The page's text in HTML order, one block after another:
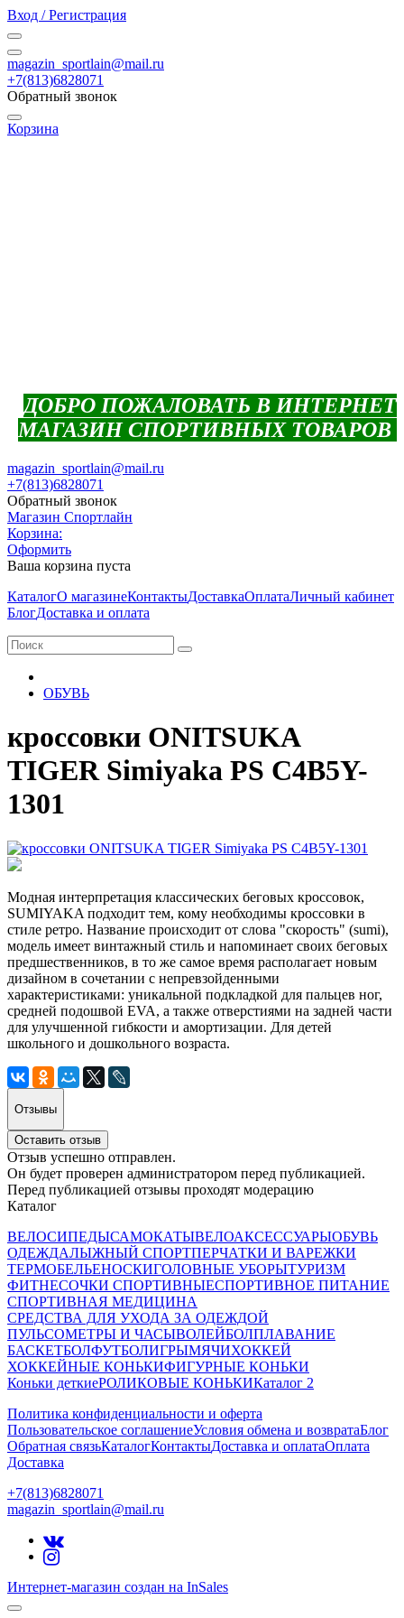
Вход / Регистрация
magazin_sportlain@mail.ru
+7(813)6828071
Обратный звонок
Корзина
ДОБРО ПОЖАЛОВАТЬ В ИНТЕРНЕТ
МАГАЗИН СПОРТИВНЫХ ТОВАРОВ
magazin_sportlain@mail.ru
+7(813)6828071
Обратный звонок
Магазин Спортлайн
Корзина:
Оформить
Ваша корзина пуста
КаталогО магазинеКонтактыДоставкаОплатаЛичный кабинет
БлогДоставка и оплата
ОБУВЬ
кроссовки ONITSUKA
TIGER Simiyaka PS C4B5Y-
1301
Модная интерпретация классических беговых кроссовок,
SUMIYAKA подходит тем, кому необходимы кроссовки в
стиле ретро. Название происходит от слова "скорость" (sumi),
модель имеет винтажный стиль и напоминает своих беговых
предшественников, в то же самое время располагает новым
дизайном в сочетании с непревзойденными
характеристиками: уникальной подкладкой для пальцев ног,
средней подошвой EVA, а также отверстиями на задней части
для улучшенной гибкости и амортизации. Для детей
школьного и дошкольного возраста.
Отзывы
Оставить отзыв
Отзыв успешно отправлен.
Он будет проверен администратором перед публикацией.
Перед публикацией отзывы проходят модерацию
Каталог
ВЕЛОСИПЕДЫСАМОКАТЫВЕЛОАКСЕССУАРЫОБУВЬ
ОДЕЖДАЛЫЖНЫЙ СПОРТПЕРЧАТКИ И ВАРЕЖКИ
ТЕРМОБЕЛЬЕНОСКИГОЛОВНЫЕ УБОРЫТУРИЗМ
ФИТНЕСОЧКИ СПОРТИВНЫЕСПОРТИВНОЕ ПИТАНИЕ
СПОРТИВНАЯ МЕДИЦИНА
СРЕДСТВА ДЛЯ УХОДА ЗА ОДЕЖДОЙ
ПУЛЬСОМЕТРЫ И ЧАСЫВОЛЕЙБОЛПЛАВАНИЕ
БАСКЕТБОЛФУТБОЛИГРЫМЯЧИХОККЕЙ
ХОККЕЙНЫЕ КОНЬКИФИГУРНЫЕ КОНЬКИ
Коньки деткиеРОЛИКОВЫЕ КОНЬКИКаталог 2
Политика конфиденциальности и оферта
Пользовательское соглашениеУсловия обмена и возвратаБлог
Обратная связьКаталогКонтактыДоставка и оплатаОплата
Доставка
+7(813)6828071
magazin_sportlain@mail.ru
Интернет-магазин создан на InSales